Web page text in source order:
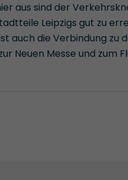
aus sind der
Leipzigs gut zu
auch die Verbindung zu
Neuen Messe und zum